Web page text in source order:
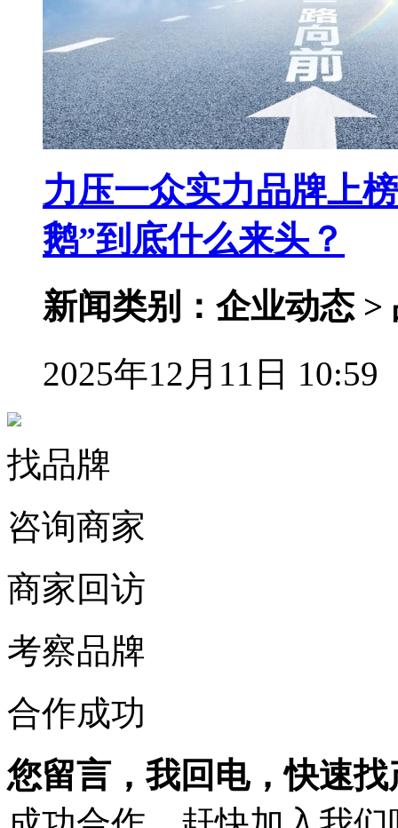
力压一众实力品牌上
鹅”到底什么来头？
新闻类别：企业动态 >
2025年12月11日 10:59
找品牌
咨询商家
商家回访
考察品牌
合作成功
您留言，我回电，快速找